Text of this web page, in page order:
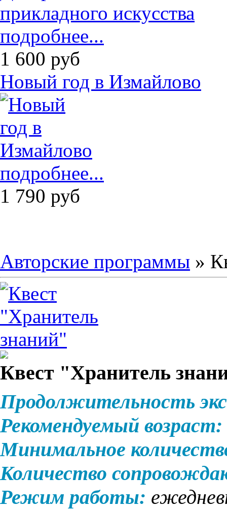
подробнее...
1 600 руб
Новый год в Измайлово
подробнее...
1 790 руб
Авторские программы »
Квест "Хранитель
Продолжительность
Рекомендуемый возраст:
Минимальное
Количество
Режим работы: